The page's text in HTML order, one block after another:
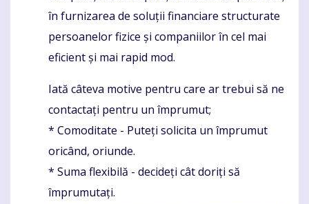
în furnizarea de soluții financiare structurate
persoanelor fizice și companiilor în cel mai
eficient și mai rapid mod.
Iată câteva motive pentru care ar trebui să ne
contactați pentru un împrumut;
* Comoditate - Puteți solicita un împrumut
oricând, oriunde.
* Suma flexibilă - decideți cât doriți să
împrumutați.